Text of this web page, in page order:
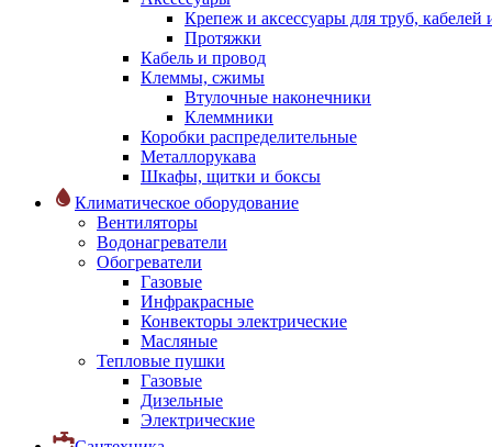
Крепеж и аксессуары для труб, кабелей
Протяжки
Кабель и провод
Клеммы, сжимы
Втулочные наконечники
Клеммники
Коробки распределительные
Металлорукава
Шкафы, щитки и боксы
Климатическое оборудование
Вентиляторы
Водонагреватели
Обогреватели
Газовые
Инфракрасные
Конвекторы электрические
Масляные
Тепловые пушки
Газовые
Дизельные
Электрические